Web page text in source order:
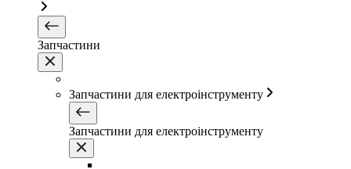
Запчастини
Запчастини для електроінструменту
Запчастини для електроінструменту